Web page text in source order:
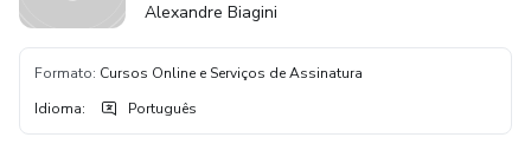
Alexandre Biagini
Formato: Cursos Online e Serviços de Assinatura
Idioma: Português